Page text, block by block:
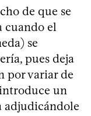
de que se
cuando el
se
pues deja
por variar de
introduce un
adjudicándole